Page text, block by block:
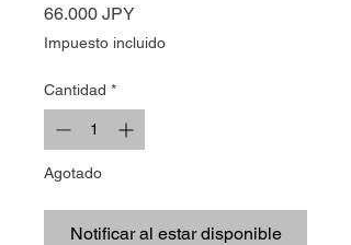
66.000 JPYPrecio
Impuesto incluido
Cantidad *
Agotado
Notificar al estar disponible